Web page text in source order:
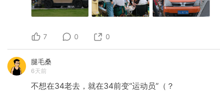
7 0 0
腿毛桑
6天前
不想在34老去，就在34前变“运动员”（？